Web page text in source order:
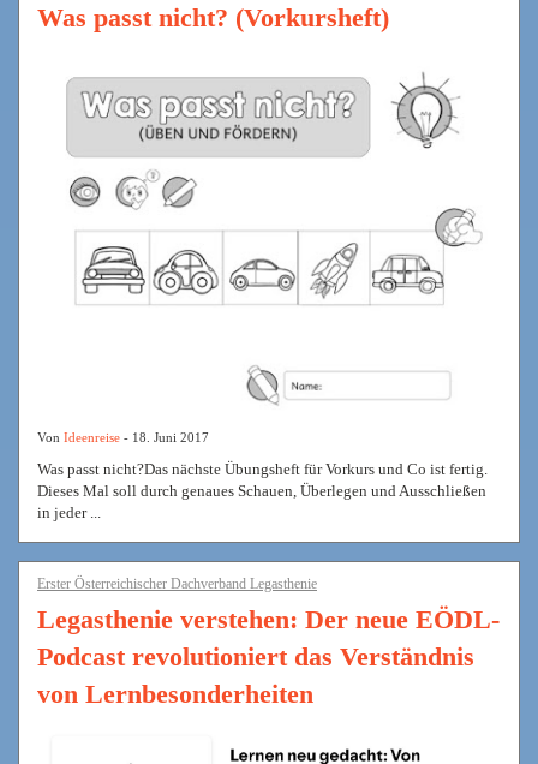
Was passt nicht? (Vorkursheft)
Von Ideenreise - 18. Juni 2017
Was passt nicht?Das nächste Übungsheft für Vorkurs und Co ist fertig.
Dieses Mal soll durch genaues Schauen, Überlegen und Ausschließen
in jeder ...
Erster Österreichischer Dachverband Legasthenie
Legasthenie verstehen: Der neue EÖDL-
Podcast revolutioniert das Verständnis
von Lernbesonderheiten